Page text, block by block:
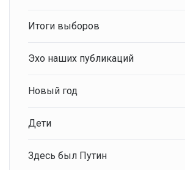
Итоги выборов
Эхо наших публикаций
Новый год
Дети
Здесь был Путин